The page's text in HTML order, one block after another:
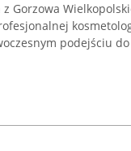
Gorzowa
podejściu